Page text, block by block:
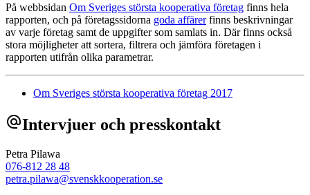
På webbsidan Om Sveriges största kooperativa företag finns hela
rapporten, och på företagssidorna goda affärerfinns beskrivningar
av varje företag samt de uppgifter som samlats in. Där finns också
stora möjligheter att sortera, filtrera och jämföra företagen i
rapporten utifrån olika parametrar.
Om Sveriges största kooperativa företag 2017
alternate_emailIntervjuer och presskontakt
Petra Pilawa
076-812 28 48
petra.pilawa@svenskkooperation.se